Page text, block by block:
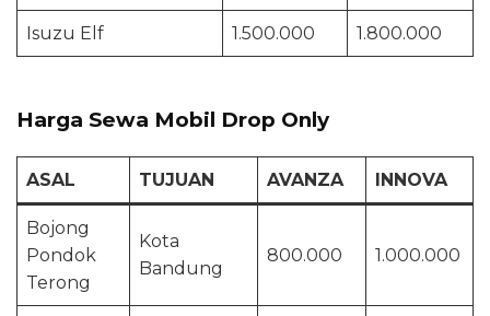
Isuzu Elf 1.500.000 1.800.000
Harga Sewa Mobil Drop Only
ASAL TUJUAN AVANZA INNOVA
Bojong
Pondok
Terong
Kota
Bandung
800.000 1.000.000